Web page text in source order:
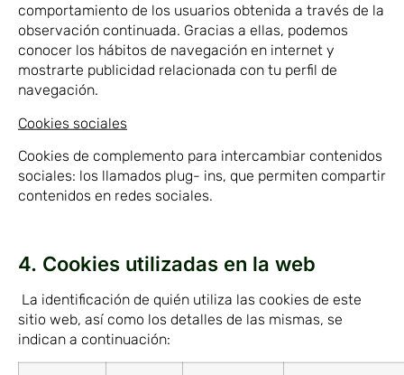
comportamiento de los usuarios obtenida a través de la
observación continuada. Gracias a ellas, podemos
conocer los hábitos de navegación en internet y
mostrarte publicidad relacionada con tu perfil de
navegación.
Cookies sociales
Cookies de complemento para intercambiar contenidos
sociales: los llamados plug- ins, que permiten compartir
contenidos en redes sociales.
4. Cookies utilizadas en la web
La identificación de quién utiliza las cookies de este
sitio web, así como los detalles de las mismas, se
indican a continuación: